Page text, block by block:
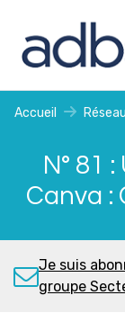
Accueil Réseau
N° 81
Canva :
Je suis
groupe